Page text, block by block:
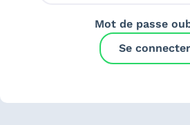
Mot de passe
Se connecter